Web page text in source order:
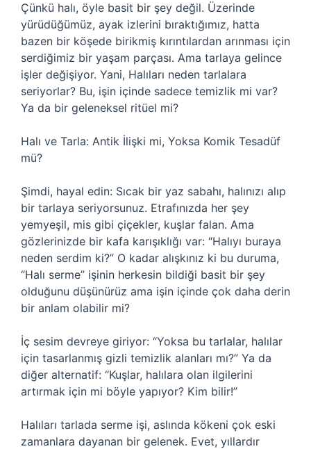
Çünkü halı, öyle basit bir şey değil. Üzerinde
yürüdüğümüz, ayak izlerini bıraktığımız, hatta
bazen bir köşede birikmiş kırıntılardan arınması için
serdiğimiz bir yaşam parçası. Ama tarlaya gelince
işler değişiyor. Yani, Halıları neden tarlalara
seriyorlar? Bu, işin içinde sadece temizlik mi var?
Ya da bir geleneksel ritüel mi?
Halı ve Tarla: Antik İlişki mi, Yoksa Komik Tesadüf
mü?
Şimdi, hayal edin: Sıcak bir yaz sabahı, halınızı alıp
bir tarlaya seriyorsunuz. Etrafınızda her şey
yemyeşil, mis gibi çiçekler, kuşlar falan. Ama
gözlerinizde bir kafa karışıklığı var: “Halıyı buraya
neden serdim ki?” O kadar alışkınız ki bu duruma,
“Halı serme” işinin herkesin bildiği basit bir şey
olduğunu düşünürüz ama işin içinde çok daha derin
bir anlam olabilir mi?
İç sesim devreye giriyor: “Yoksa bu tarlalar, halılar
için tasarlanmış gizli temizlik alanları mı?” Ya da
diğer alternatif: “Kuşlar, halılara olan ilgilerini
artırmak için mi böyle yapıyor? Kim bilir!”
Halıları tarlada serme işi, aslında kökeni çok eski
zamanlara dayanan bir gelenek. Evet, yıllardır